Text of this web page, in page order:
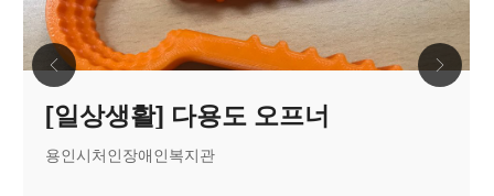
[일상생활] 다용도 오프너
용인시처인장애인복지관